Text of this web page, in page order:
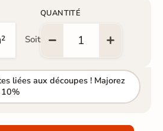
Soit
QUANTITÉ
liées aux découpes ! Majorez